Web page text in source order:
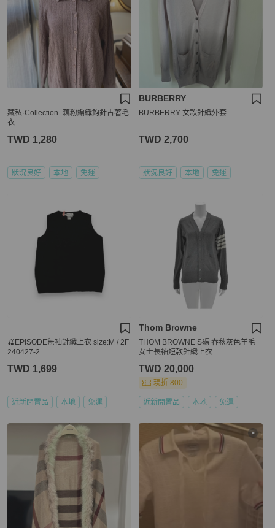
藏私·Collection_藕粉編織鉤針古著毛
衣
TWD 1,280
狀況良好 本地 免運
BURBERRY
BURBERRY 女款針織外套
TWD 2,700
狀況良好 本地 免運
🍒EPISODE無袖針織上衣 size:M / 2F
240427-2
TWD 1,699
近新閒置品 本地 免運
Thom Browne
THOM BROWNE S碼 春秋灰色羊毛
女士長袖短款針織上衣
TWD 20,000
現折 800
近新閒置品 本地 免運